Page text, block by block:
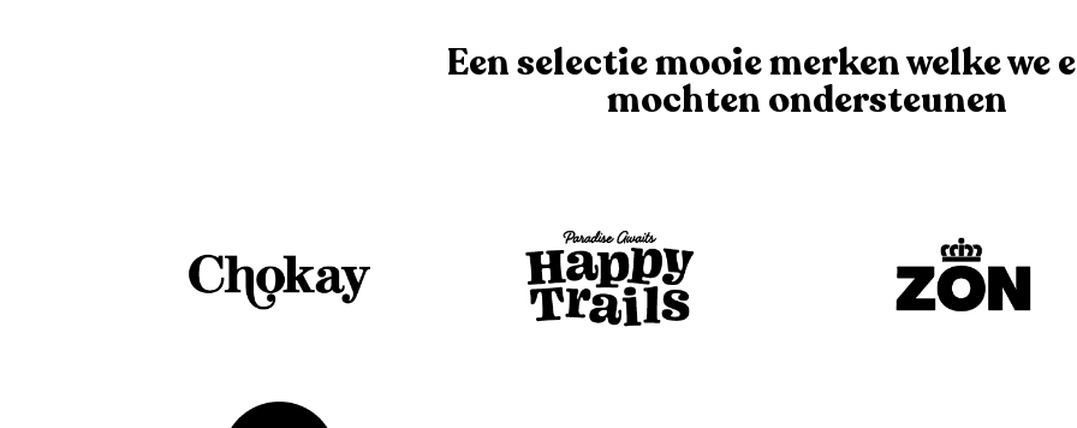
Een selectie mooie merken welke we
mochten ondersteunen